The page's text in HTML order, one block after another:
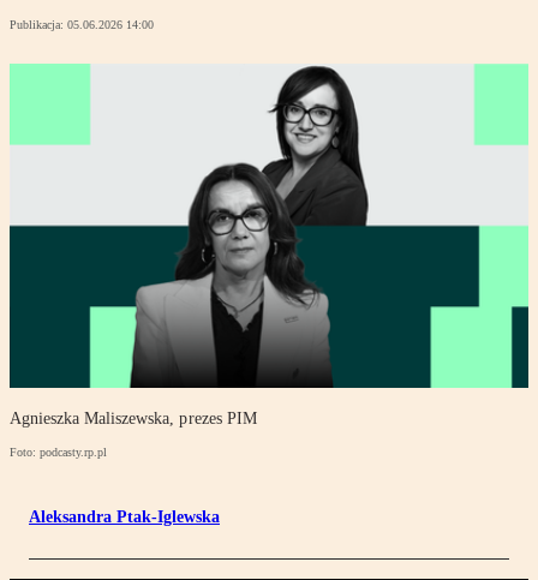
Publikacja: 05.06.2026 14:00
Agnieszka Maliszewska, prezes PIM
Foto: podcasty.rp.pl
Aleksandra Ptak-Iglewska